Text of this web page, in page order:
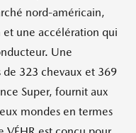
nord-américain,
une accélération qui
Une
323 chevaux et 369
Super, fournit aux
mondes en termes